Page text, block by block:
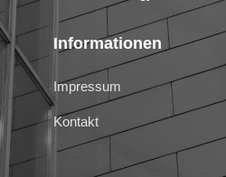
Informationen
Impressum
Kontakt